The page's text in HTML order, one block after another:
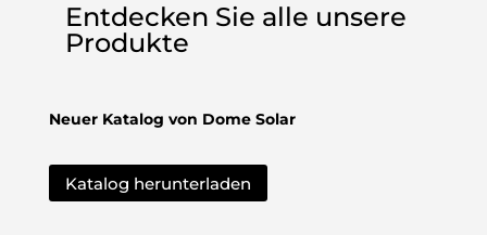
Entdecken Sie alle unsere
Produkte
Neuer Katalog von Dome Solar
Katalog herunterladen